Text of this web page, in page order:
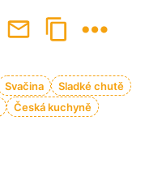
Svačina
Sladké chutě
Česká kuchyně